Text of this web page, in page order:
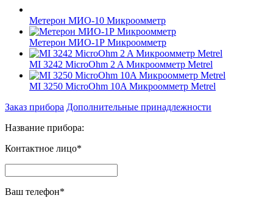
Метерон МИО-10 Микроомметр
Метерон МИО-1Р Микроомметр
MI 3242 MicroOhm 2 A Микроомметр Metrel
MI 3250 MicroOhm 10A Микроомметр Metrel
Заказ прибора Дополнительные принадлежности
Название прибора:
Контактное лицо*
Ваш телефон*